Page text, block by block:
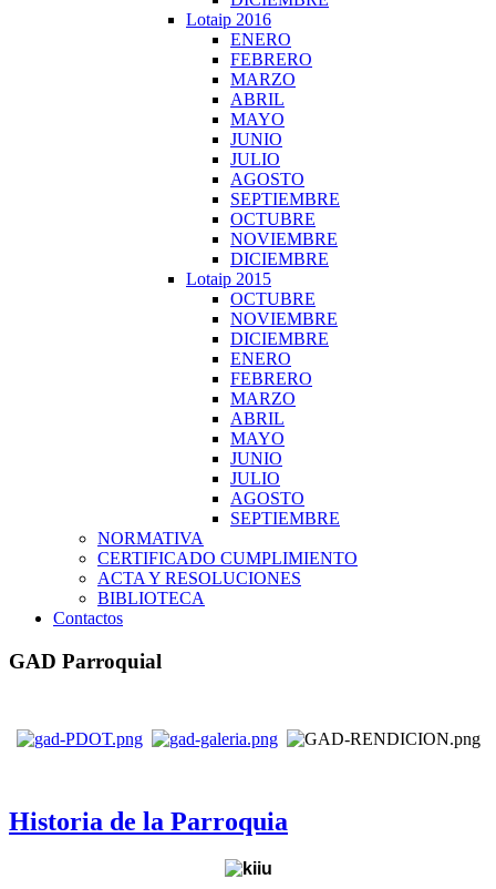
Lotaip 2016
ENERO
FEBRERO
MARZO
ABRIL
MAYO
JUNIO
JULIO
AGOSTO
SEPTIEMBRE
OCTUBRE
NOVIEMBRE
DICIEMBRE
Lotaip 2015
OCTUBRE
NOVIEMBRE
DICIEMBRE
ENERO
FEBRERO
MARZO
ABRIL
MAYO
JUNIO
JULIO
AGOSTO
SEPTIEMBRE
NORMATIVA
CERTIFICADO CUMPLIMIENTO
ACTA Y RESOLUCIONES
BIBLIOTECA
Contactos
GAD Parroquial
Historia de la Parroquia